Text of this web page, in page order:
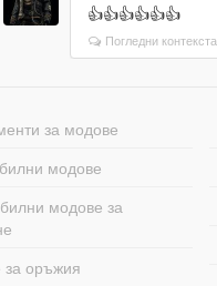
👍👍👍👍👍👍
Погледни контекста
за модове
модове
модове за
за оръжия